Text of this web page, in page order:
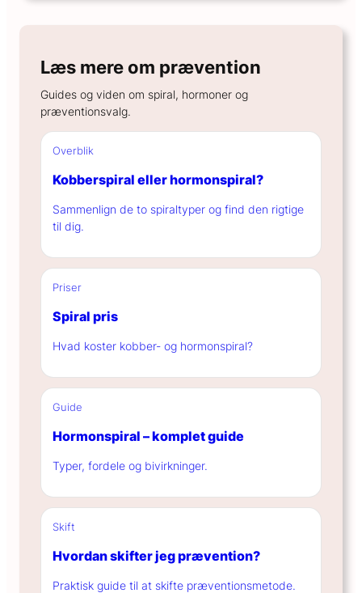
Læs mere om prævention
Guides og viden om spiral, hormoner og
præventionsvalg.
Overblik
Kobberspiral eller hormonspiral?
Sammenlign de to spiraltyper og find den rigtige
til dig.
Priser
Spiral pris
Hvad koster kobber- og hormonspiral?
Guide
Hormonspiral – komplet guide
Typer, fordele og bivirkninger.
Skift
Hvordan skifter jeg prævention?
Praktisk guide til at skifte præventionsmetode.